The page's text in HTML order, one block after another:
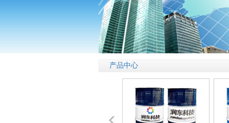
产品中心